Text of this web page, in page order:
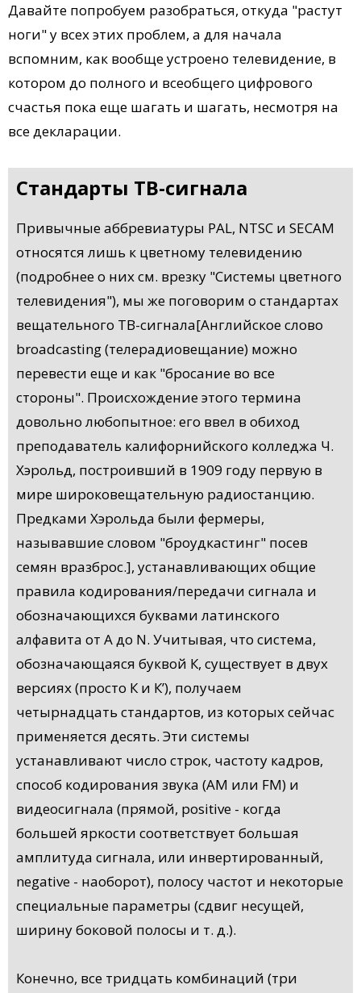
Давайте попробуем разобраться, откуда "растут
ноги" у всех этих проблем, а для начала
вспомним, как вообще устроено телевидение, в
котором до полного и всеобщего цифрового
счастья пока еще шагать и шагать, несмотря на
все декларации.
Стандарты ТВ-сигнала
Привычные аббревиатуры PAL, NTSC и SECAM
относятся лишь к цветному телевидению
(подробнее о них см. врезку "Системы цветного
телевидения"), мы же поговорим о стандартах
вещательного ТВ-сигнала[Английское слово
broadcasting (телерадиовещание) можно
перевести еще и как "бросание во все
стороны". Происхождение этого термина
довольно любопытное: его ввел в обиход
преподаватель калифорнийского колледжа Ч.
Хэрольд, построивший в 1909 году первую в
мире широковещательную радиостанцию.
Предками Хэрольда были фермеры,
называвшие словом "броудкастинг" посев
семян вразброс.], устанавливающих общие
правила кодирования/передачи сигнала и
обозначающихся буквами латинского
алфавита от А до N. Учитывая, что система,
обозначающаяся буквой К, существует в двух
версиях (просто К и К’), получаем
четырнадцать стандартов, из которых сейчас
применяется десять. Эти системы
устанавливают число строк, частоту кадров,
способ кодирования звука (АМ или FM) и
видеосигнала (прямой, positive - когда
большей яркости соответствует большая
амплитуда сигнала, или инвертированный,
negative - наоборот), полосу частот и некоторые
специальные параметры (сдвиг несущей,
ширину боковой полосы и т. д.).
Конечно, все тридцать комбинаций (три